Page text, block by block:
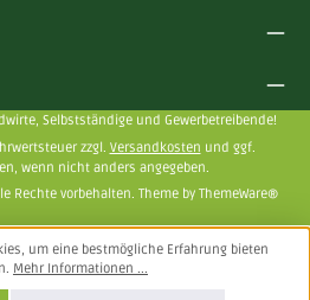
Selbstständige und Gewerbetreibende!
zzgl. Versandkosten und ggf.
wenn nicht anders angegeben.
Rechte vorbehalten. Theme by ThemeWare®
um eine bestmögliche Erfahrung bieten
Mehr Informationen ...